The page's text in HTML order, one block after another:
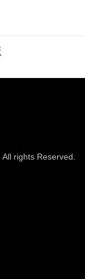
rights Reserved.